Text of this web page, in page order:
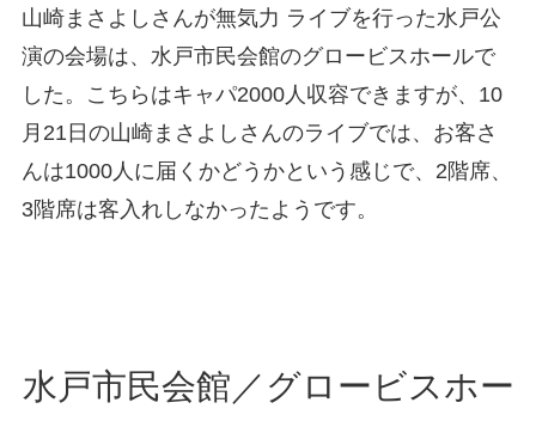
山崎まさよしさんが無気力 ライブを行った水戸公
演の会場は、水戸市民会館のグロービスホールで
した。こちらはキャパ2000人収容できますが、10
月21日の山崎まさよしさんのライブでは、お客さ
んは1000人に届くかどうかという感じで、2階席、
3階席は客入れしなかったようです。
水戸市民会館／グロービスホー